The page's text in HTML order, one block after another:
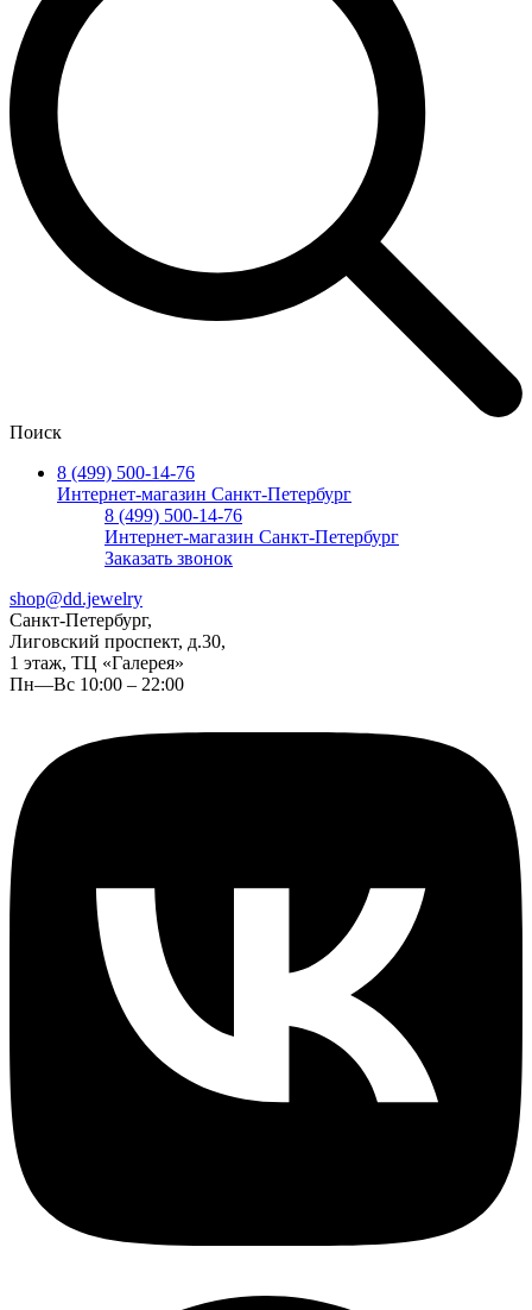
Поиск
8 (499) 500-14-76
Интернет-магазин Санкт-Петербург
8 (499) 500-14-76
Интернет-магазин Санкт-Петербург
Заказать звонок
shop@dd.jewelry
Санкт-Петербург,
Лиговский проспект, д.30,
1 этаж, ТЦ «Галерея»
Пн—Вс 10:00 – 22:00